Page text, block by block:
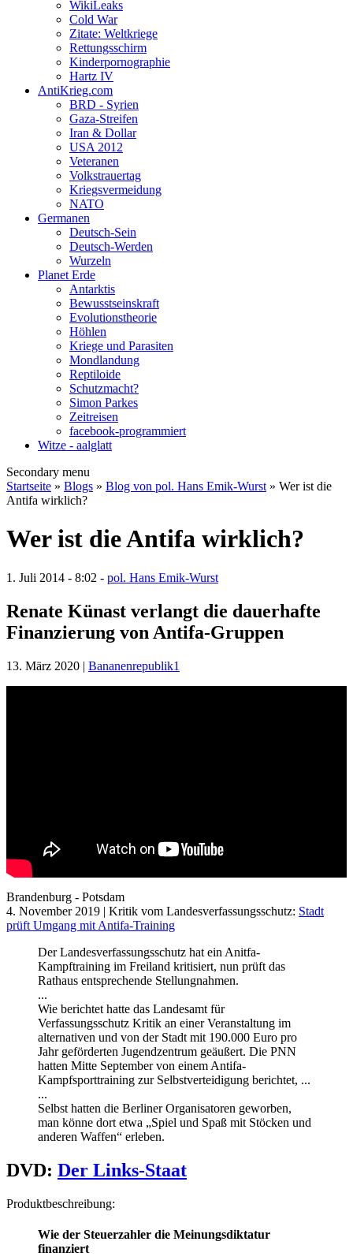
WikiLeaks
Cold War
Zitate: Weltkriege
Rettungsschirm
Kinderpornographie
Hartz IV
AntiKrieg.com
BRD - Syrien
Gaza-Streifen
Iran & Dollar
USA 2012
Veteranen
Volkstrauertag
Kriegsvermeidung
NATO
Germanen
Deutsch-Sein
Deutsch-Werden
Wurzeln
Planet Erde
Antarktis
Bewusstseinskraft
Evolutionstheorie
Höhlen
Kriege und Parasiten
Mondlandung
Reptiloide
Schutzmacht?
Simon Parkes
Zeitreisen
facebook-programmiert
Witze - aalglatt
Secondary menu
Startseite » Blogs » Blog von pol. Hans Emik-Wurst » Wer ist die
Antifa wirklich?
Wer ist die Antifa wirklich?
1. Juli 2014 - 8:02 - pol. Hans Emik-Wurst
Renate Künast verlangt die dauerhafte
Finanzierung von Antifa-Gruppen
13. März 2020 | Bananenrepublik1
Brandenburg - Potsdam
4. November 2019 | Kritik vom Landesverfassungsschutz: Stadt
prüft Umgang mit Antifa-Training
Der Landesverfassungsschutz hat ein Anitfa-
Kampftraining im Freiland kritisiert, nun prüft das
Rathaus entsprechende Stellungnahmen.
...
Wie berichtet hatte das Landesamt für
Verfassungsschutz Kritik an einer Veranstaltung im
alternativen und von der Stadt mit 190.000 Euro pro
Jahr geförderten Jugendzentrum geäußert. Die PNN
hatten Mitte September von einem Antifa-
Kampfsporttraining zur Selbstverteidigung berichtet, ...
...
Selbst hatten die Berliner Organisatoren geworben,
man könne dort etwa „Spiel und Spaß mit Stöcken und
anderen Waffen“ erleben.
DVD: Der Links-Staat
Produktbeschreibung:
Wie der Steuerzahler die Meinungsdiktatur
finanziert